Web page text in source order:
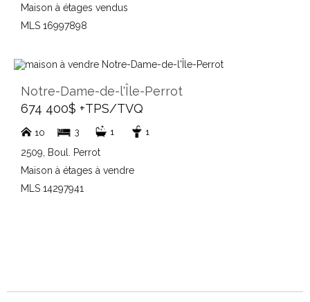
Maison à étages vendus
MLS 16997898
Notre-Dame-de-l'Île-Perrot
674 400$ +TPS/TVQ
10 3 1 1
2509, Boul. Perrot
Maison à étages à vendre
MLS 14297941